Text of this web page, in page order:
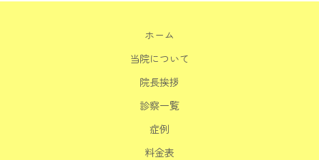
ホーム
当院について
院長挨拶
診察一覧
症例
料金表